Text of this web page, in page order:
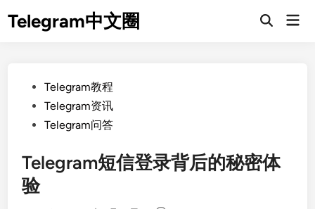
Telegram中文圈
Open
PostedTelegram教程
Telegram资讯
Telegram问答
Telegram短信登录背后的秘密体
验